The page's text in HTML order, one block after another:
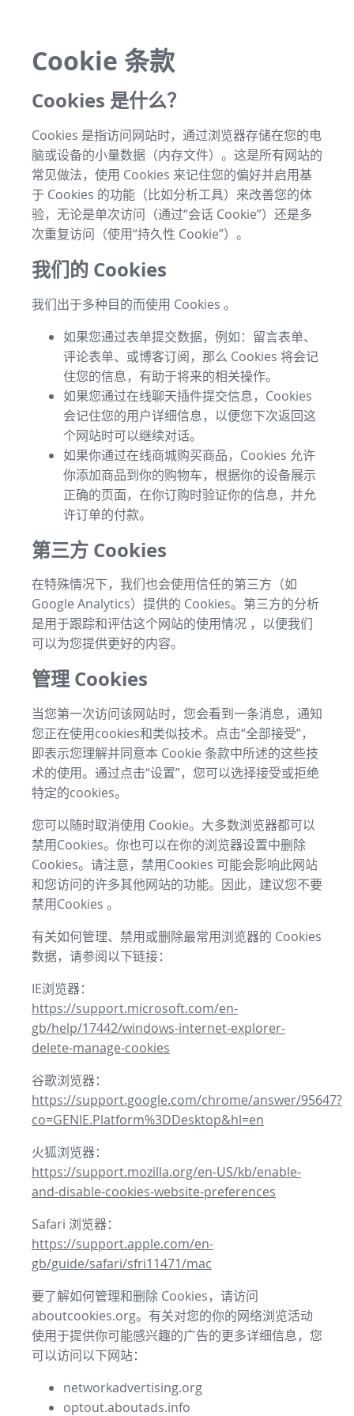
Cookie 条款
Cookies 是什么？
Cookies 是指访问网站时，通过浏览器存储在您的电
脑或设备的小量数据（内存文件）。这是所有网站的
常见做法，使用 Cookies 来记住您的偏好并启用基
于 Cookies 的功能（比如分析工具）来改善您的体
验，无论是单次访问（通过“会话 Cookie”）还是多
次重复访问（使用“持久性 Cookie”）。
我们的 Cookies
我们出于多种目的而使用 Cookies 。
如果您通过表单提交数据，例如：留言表单、
评论表单、或博客订阅，那么 Cookies 将会记
住您的信息，有助于将来的相关操作。
如果您通过在线聊天插件提交信息，Cookies
会记住您的用户详细信息，以便您下次返回这
个网站时可以继续对话。
如果你通过在线商城购买商品，Cookies 允许
你添加商品到你的购物车，根据你的设备展示
正确的页面，在你订购时验证你的信息，并允
许订单的付款。
第三方 Cookies
在特殊情况下，我们也会使用信任的第三方（如
Google Analytics）提供的 Cookies。第三方的分析
是用于跟踪和评估这个网站的使用情况 ，以便我们
可以为您提供更好的内容。
管理 Cookies
当您第一次访问该网站时，您会看到一条消息，通知
您正在使用cookies和类似技术。点击“全部接受”，
即表示您理解并同意本 Cookie 条款中所述的这些技
术的使用。通过点击“设置”，您可以选择接受或拒绝
特定的cookies。
您可以随时取消使用 Cookie。大多数浏览器都可以
禁用Cookies。你也可以在你的浏览器设置中删除
Cookies。请注意，禁用Cookies 可能会影响此网站
和您访问的许多其他网站的功能。因此，建议您不要
禁用Cookies 。
有关如何管理、禁用或删除最常用浏览器的 Cookies
数据，请参阅以下链接：
IE浏览器：
https://support.microsoft.com/en-
gb/help/17442/windows-internet-explorer-
delete-manage-cookies
谷歌浏览器：
https://support.google.com/chrome/answer/95647?
co=GENIE.Platform%3DDesktop&hl=en
火狐浏览器：
https://support.mozilla.org/en-US/kb/enable-
and-disable-cookies-website-preferences
Safari 浏览器：
https://support.apple.com/en-
gb/guide/safari/sfri11471/mac
要了解如何管理和删除 Cookies，请访问
aboutcookies.org。有关对您的你的网络浏览活动
使用于提供你可能感兴趣的广告的更多详细信息，您
可以访问以下网站：
networkadvertising.org
optout.aboutads.info